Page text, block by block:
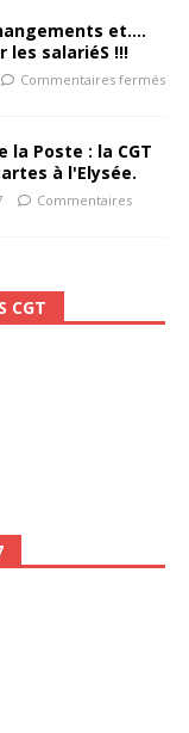
et….
les salariéS !!!
Commentaires fermés
Poste : la CGT
à l'Elysée.
Commentaires
CGT